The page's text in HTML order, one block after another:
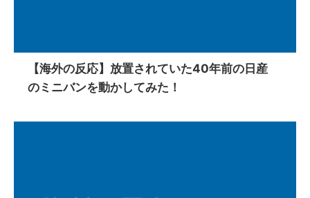
【海外の反応】放置されていた40年前の日産
のミニバンを動かしてみた！